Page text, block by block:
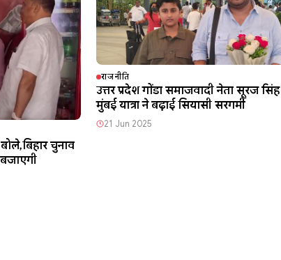
चुनाव
राजनीति
उत्तर प्रदेश गोंडा समाजवादी नेता सूरज
मुंबई यात्रा ने बढ़ाई सियासी सरगर्मी
21 Jun 2025